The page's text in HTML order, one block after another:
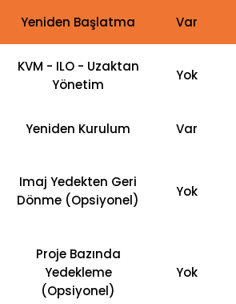
Yeniden Başlatma Var
KVM - ILO - Uzaktan
Yönetim
Yok
Yeniden Kurulum Var
Imaj Yedekten Geri
Dönme (Opsiyonel)
Yok
Proje Bazında
Yedekleme
(Opsiyonel)
Yok